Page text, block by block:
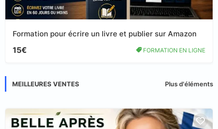
Formation pour écrire un livre et publier sur Amazon
15€ FORMATION EN LIGNE
MEILLEURES VENTES Plus d'éléments